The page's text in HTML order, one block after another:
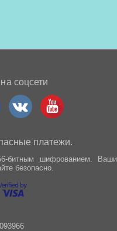
соцсети
платежи.
битным шифрованием. Ваши
безопасно.